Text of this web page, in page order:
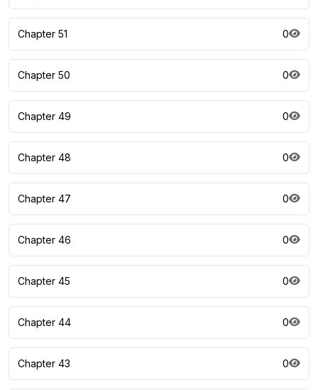
Chapter 51 0
Chapter 50 0
Chapter 49 0
Chapter 48 0
Chapter 47 0
Chapter 46 0
Chapter 45 0
Chapter 44 0
Chapter 43 0